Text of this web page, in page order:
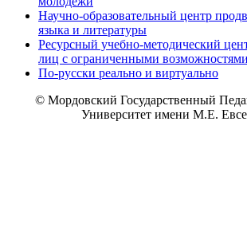
Научно-образовательный центр
языка и литературы
Ресурсный учебно-методический
лиц с ограниченными
По-русски реально и виртуально
© Мордовский Государственный
Университет имени М.Е.